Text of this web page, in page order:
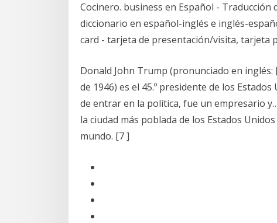
Cocinero. business en Español -
diccionario en español-inglés e inglés-
card - tarjeta de presentación/visita, tarjeta
Donald John Trump (pronunciado en inglés:
de 1946) es el 45.º presidente de los
de entrar en la política, fue un empresario
la ciudad más poblada de los Estados
mundo. [7 ]